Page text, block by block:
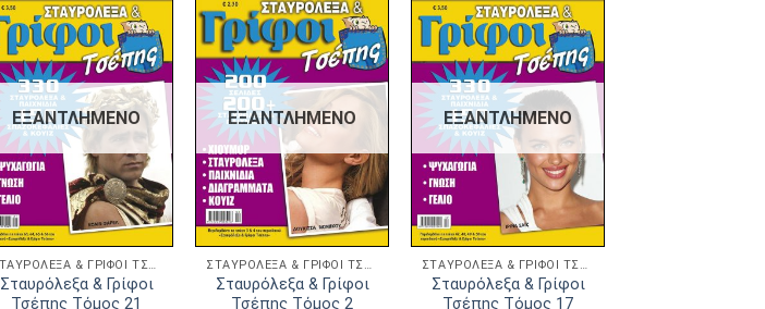
Πρόσθήκη
στην λίστα
επιθυμιών
ΕΞΑΝΤΛΗΜΈΝΟ
ΣΤΑΥΡΌΛΕΞΑ & ΓΡΊΦΟΙ ΤΣΈΠΗΣ
Σταυρόλεξα & Γρίφοι
Τσέπης Τόμος 21
Πρόσθήκη
στην λίστα
επιθυμιών
ΕΞΑΝΤΛΗΜΈΝΟ
ΣΤΑΥΡΌΛΕΞΑ & ΓΡΊΦΟΙ ΤΣΈΠΗΣ
Σταυρόλεξα & Γρίφοι
Τσέπης Τόμος 2
Πρόσθήκη
στην λίστα
επιθυμιών
ΕΞΑΝΤΛΗΜΈΝΟ
ΣΤΑΥΡΌΛΕΞΑ & ΓΡΊΦΟΙ ΤΣΈΠΗΣ
Σταυρόλεξα & Γρίφοι
Τσέπης Τόμος 17